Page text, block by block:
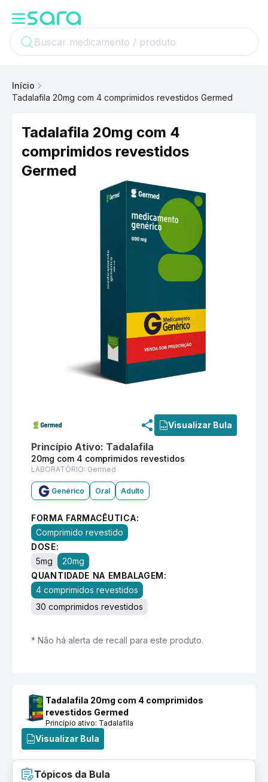
Início
Tadalafila 20mg com 4 comprimidos revestidos Germed
Tadalafila 20mg com 4
comprimidos revestidos
Germed
Visualizar Bula
Princípio Ativo: Tadalafila
20mg com 4 comprimidos revestidos
LABORATÓRIO: Germed
Genérico Oral Adulto
FORMA FARMACÊUTICA:
Comprimido revestido
DOSE:
5mg
20mg
QUANTIDADE NA EMBALAGEM:
4 comprimidos revestidos
30 comprimidos revestidos
* Não há alerta de recall para este produto.
Tadalafila 20mg com 4 comprimidos
revestidos Germed
Princípio ativo: Tadalafila
Visualizar Bula
Tópicos da Bula